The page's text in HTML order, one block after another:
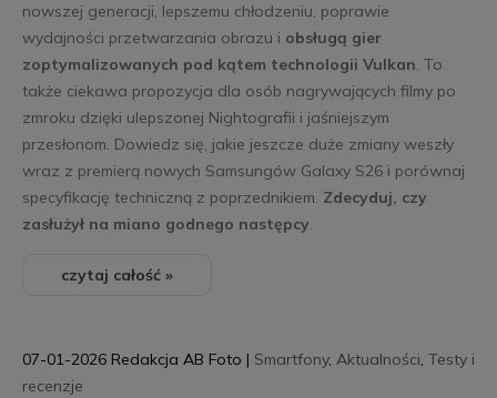
nowszej generacji, lepszemu chłodzeniu, poprawie
wydajności przetwarzania obrazu i obsługą gier
zoptymalizowanych pod kątem technologii Vulkan. To
także ciekawa propozycja dla osób nagrywających filmy po
zmroku dzięki ulepszonej Nightografii i jaśniejszym
przesłonom. Dowiedz się, jakie jeszcze duże zmiany weszły
wraz z premierą nowych Samsungów Galaxy S26 i porównaj
specyfikację techniczną z poprzednikiem. Zdecyduj, czy
zasłużył na miano godnego następcy.
czytaj całość »
07-01-2026 Redakcja AB Foto | Smartfony, Aktualności, Testy i
recenzje